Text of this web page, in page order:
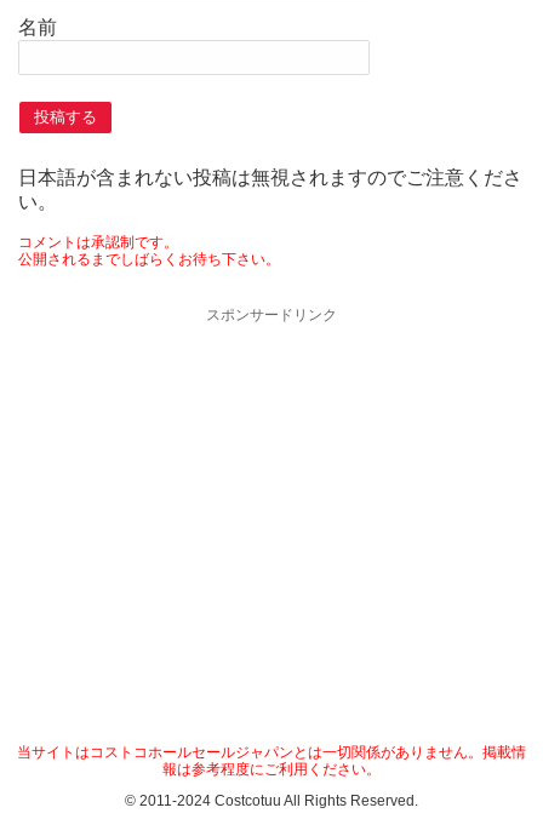
名前
日本語が含まれない投稿は無視されますのでご注意くださ
い。
コメントは承認制です。
公開されるまでしばらくお待ち下さい。
スポンサードリンク
当サイトはコストコホールセールジャパンとは一切関係がありません。掲載情
報は参考程度にご利用ください。
© 2011-2024 Costcotuu All Rights Reserved.